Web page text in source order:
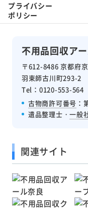
不用品回収ア
〒612-8486 京都府
羽束師古川町293-2
Tel：0120-553-564
古物商許可番号 ：
遺品整理士・一般
プライバシー
ポリシー
関連サイト